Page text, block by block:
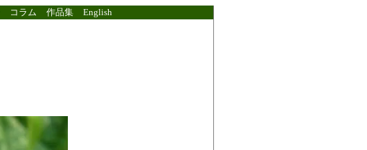
コラム 作品集 English